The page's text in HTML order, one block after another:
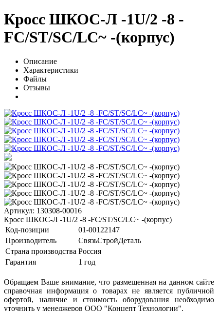
Кросс ШКОС-Л -1U/2 -8 -
FC/ST/SC/LC~ -(корпус)
Описание
Характеристики
Файлы
Отзывы
Артикул: 130308-00016
Кросс ШКОС-Л -1U/2 -8 -FC/ST/SC/LC~ -(корпус)
Код-позиции
01-00122147
Производитель
СвязьСтройДеталь
Страна производства Россия
Гарантия
1 год
Обращаем Ваше внимание, что размещенная на данном сайте
справочная информация о товарах не является публичной
офертой, наличие и стоимость оборудования необходимо
уточнить у менеджеров ООО "Концепт Технологии".